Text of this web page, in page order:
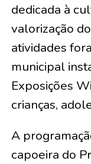
dedicada à
valorização
atividades
municipal
Exposições
crianças,
A
capoeira do